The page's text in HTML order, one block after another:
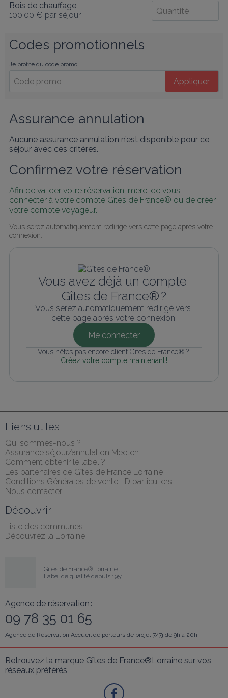
Bois de chauffage
100,00 € par séjour
Codes promotionnels
Je profite du code promo
Appliquer
Assurance annulation
Aucune assurance annulation n’est disponible pour ce
séjour avec ces critères.
Confirmez votre réservation
Afin de valider votre réservation, merci de vous
connecter à votre compte Gîtes de France® ou de créer
votre compte voyageur.
Vous serez automatiquement redirigé vers cette page après votre
connexion.
Vous avez déjà un compte
Gîtes de France® ?
Vous serez automatiquement redirigé vers
cette page après votre connexion.
Me connecter
Vous n’êtes pas encore client Gîtes de France® ?
Créez votre compte maintenant !
Liens utiles
Qui sommes-nous ?
Assurance séjour/annulation Meetch
Comment obtenir le label ?
Les partenaires de Gîtes de France Lorraine
Conditions Générales de vente LD particuliers
Nous contacter
Découvrir
Liste des communes
Découvrez la Lorraine
Gîtes de France® Lorraine
Label de qualité depuis 1951
Agence de réservation :
09 78 35 01 65
Agence de Réservation Accueil de porteurs de projet 7/7j de 9h à 20h
Retrouvez la marque Gîtes de France®Lorraine sur vos
réseaux préférés